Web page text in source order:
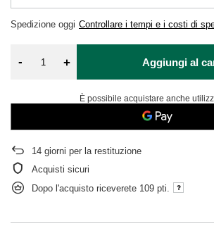
Spedizione oggi Controllare i tempi e i costi di
- + Aggiungi al
È possibile acquistare anche
14 giorni per la restituzione
Acquisti sicuri
Dopo l'acquisto riceverete 109 pti.